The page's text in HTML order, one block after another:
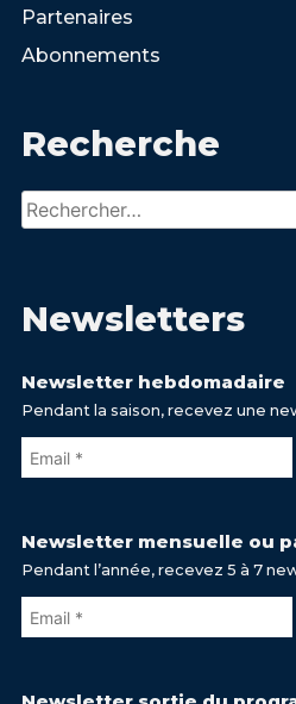
Partenaires
Abonnements
Recherche
Rechercher :
Newsletters
Newsletter hebdomadaire
Pendant la saison, recevez une
Newsletter mensuelle ou
Pendant l’année, recevez 5 à 7